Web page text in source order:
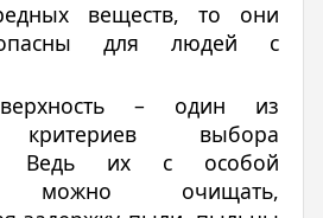
веществ, то они
для людей с
– один из
критериев выбора
Ведь их с особой
можно очищать,